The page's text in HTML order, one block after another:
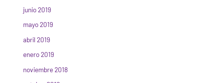
junio 2019
mayo 2019
abril 2019
enero 2019
noviembre 2018